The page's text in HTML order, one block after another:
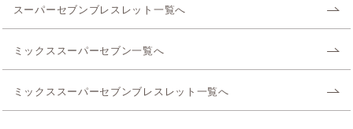
スーパーセブンブレスレット一覧へ
ミックススーパーセブン一覧へ
ミックススーパーセブンブレスレット一覧へ